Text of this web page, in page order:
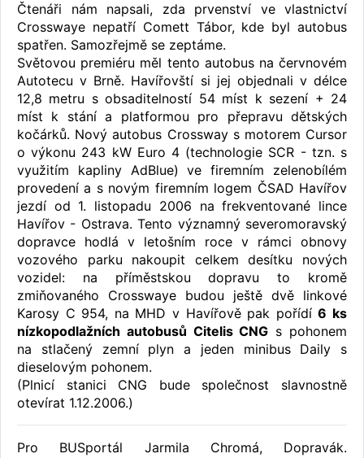
Čtenáři nám napsali, zda prvenství ve vlastnictví
Crosswaye nepatří Comett Tábor, kde byl autobus
spatřen. Samozřejmě se zeptáme.
Světovou premiéru měl tento autobus na červnovém
Autotecu v Brně. Havířovští si jej objednali v délce
12,8 metru s obsaditelností 54 míst k sezení + 24
míst k stání a platformou pro přepravu dětských
kočárků. Nový autobus Crossway s motorem Cursor
o výkonu 243 kW Euro 4 (technologie SCR - tzn. s
využitím kapliny AdBlue) ve firemním zelenobílém
provedení a s novým firemním logem ČSAD Havířov
jezdí od 1. listopadu 2006 na frekventované lince
Havířov - Ostrava. Tento významný severomoravský
dopravce hodlá v letošním roce v rámci obnovy
vozového parku nakoupit celkem desítku nových
vozidel: na příměstskou dopravu to kromě
zmiňovaného Crosswaye budou ještě dvě linkové
Karosy C 954, na MHD v Havířově pak pořídí6 ks
nízkopodlažních autobusů Citelis CNG s pohonem
na stlačený zemní plyn a jeden minibus Daily s
dieselovým pohonem.
(Plnicí stanici CNG bude společnost slavnostně
otevírat 1.12.2006.)
Pro BUSportál Jarmila Chromá, Dopravák.